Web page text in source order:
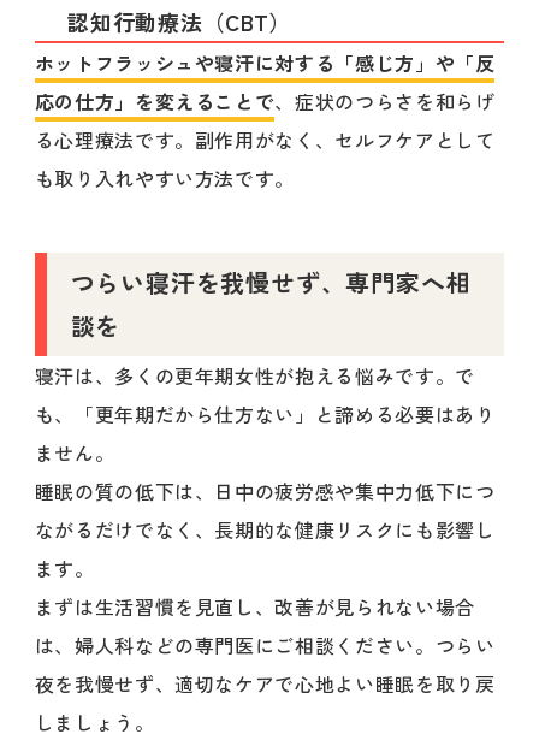
認知行動療法（CBT）
ホットフラッシュや寝汗に対する「感じ方」や「反
応の仕方」を変えることで、症状のつらさを和らげ
る心理療法です。副作用がなく、セルフケアとして
も取り入れやすい方法です。
つらい寝汗を我慢せず、専門家へ相
談を
寝汗は、多くの更年期女性が抱える悩みです。で
も、「更年期だから仕方ない」と諦める必要はあり
ません。
睡眠の質の低下は、日中の疲労感や集中力低下につ
ながるだけでなく、長期的な健康リスクにも影響し
ます。
まずは生活習慣を見直し、改善が見られない場合
は、婦人科などの専門医にご相談ください。つらい
夜を我慢せず、適切なケアで心地よい睡眠を取り戻
しましょう。